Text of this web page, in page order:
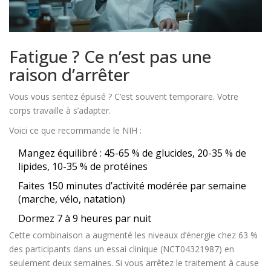
Fatigue ? Ce n’est pas une
raison d’arrêter
Vous vous sentez épuisé ? C’est souvent temporaire. Votre
corps travaille à s’adapter.
Voici ce que recommande le NIH :
Mangez équilibré : 45-65 % de glucides, 20-35 % de
lipides, 10-35 % de protéines
Faites 150 minutes d’activité modérée par semaine
(marche, vélo, natation)
Dormez 7 à 9 heures par nuit
Cette combinaison a augmenté les niveaux d’énergie chez 63 %
des participants dans un essai clinique (NCT04321987) en
seulement deux semaines. Si vous arrêtez le traitement à cause